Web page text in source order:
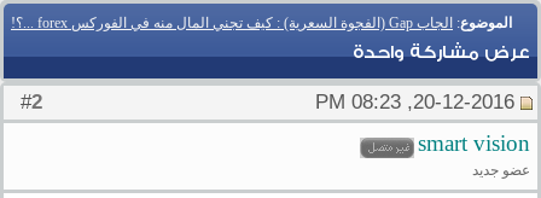
الموضوع: الجاب Gap (الفجوة السعرية) : كيف تجني المال منه في الفوركس forex ...؟!
عرض مشاركة واحدة
2
smart vision
عضو جديد